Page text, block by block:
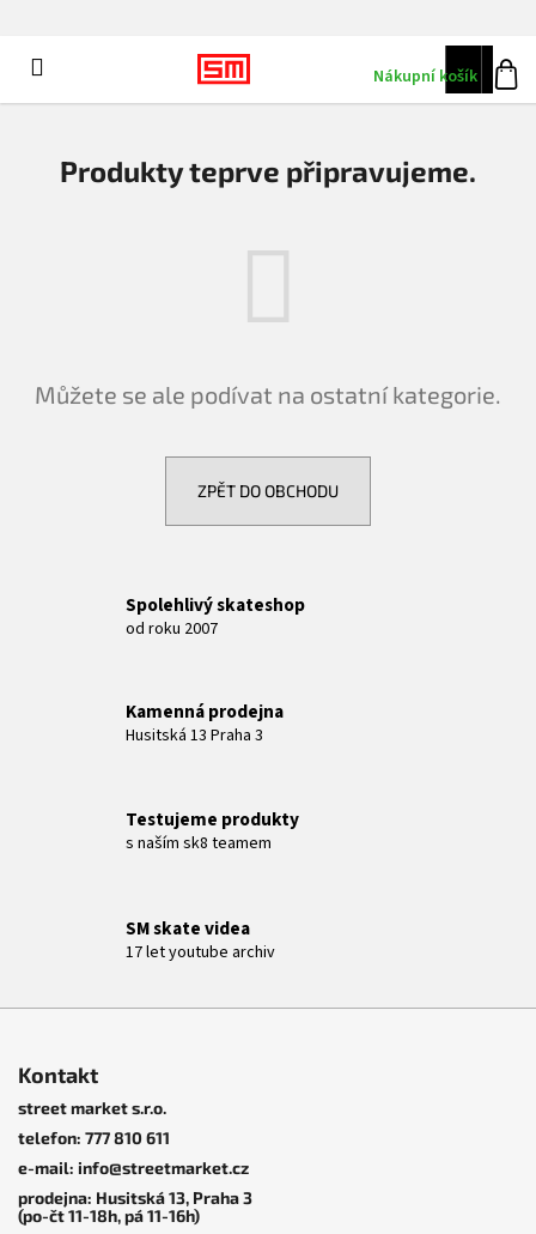
obsah
CZK
Nákupní košík
Menu
Produkty teprve připravujeme.
Můžete se ale podívat na ostatní kategorie.
ZPĚT DO OBCHODU
Spolehlivý skateshop
od roku 2007
Kamenná prodejna
Husitská 13 Praha 3
Testujeme produkty
s naším sk8 teamem
SM skate videa
17 let youtube archiv
í
Kontakt
street market s.r.o.
telefon: 777 810 611
e-mail: info@streetmarket.cz
prodejna: Husitská 13, Praha 3
(po-čt 11-18h, pá 11-16h)